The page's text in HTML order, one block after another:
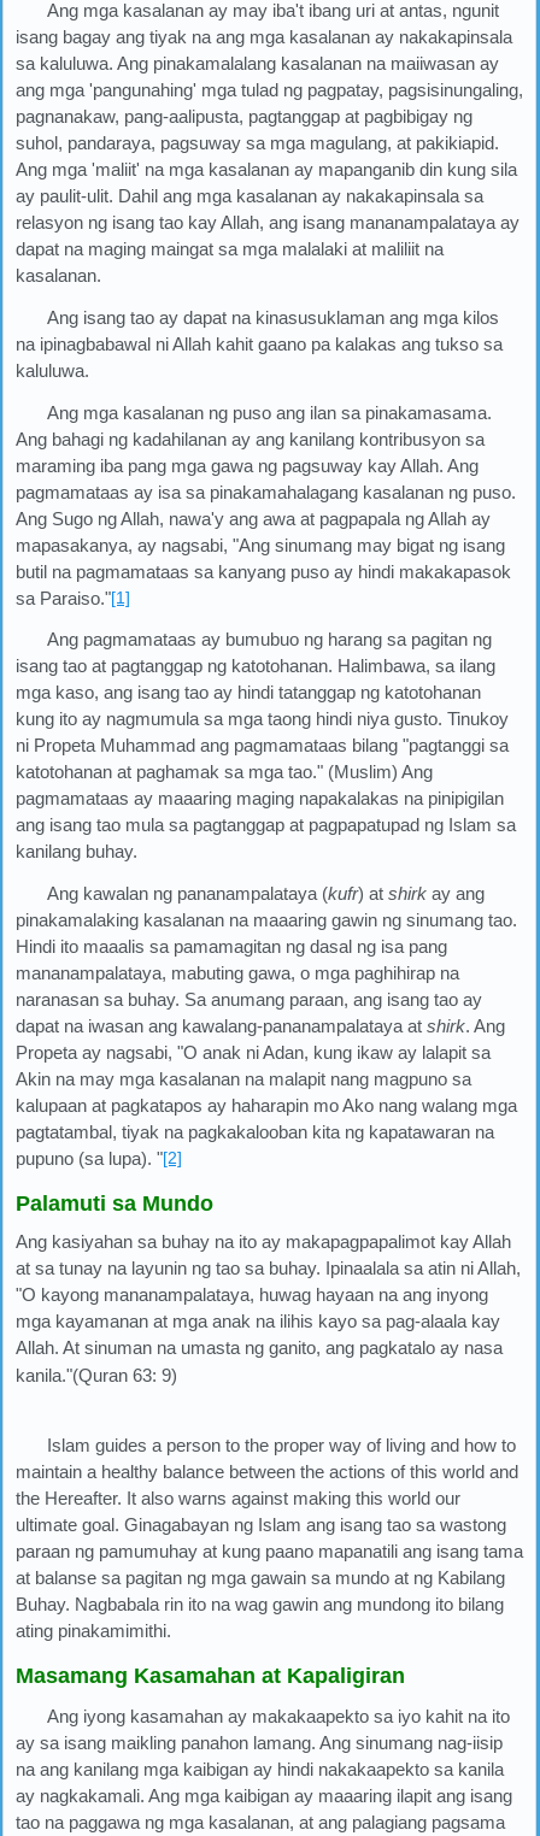
Ang mga kasalanan ay may iba't ibang uri at antas, ngunit
isang bagay ang tiyak na ang mga kasalanan ay nakakapinsala
sa kaluluwa. Ang pinakamalalang kasalanan na maiiwasan ay
ang mga 'pangunahing' mga tulad ng pagpatay, pagsisinungaling,
pagnanakaw, pang-aalipusta, pagtanggap at pagbibigay ng
suhol, pandaraya, pagsuway sa mga magulang, at pakikiapid.
Ang mga 'maliit' na mga kasalanan ay mapanganib din kung sila
ay paulit-ulit. Dahil ang mga kasalanan ay nakakapinsala sa
relasyon ng isang tao kay Allah, ang isang mananampalataya ay
dapat na maging maingat sa mga malalaki at maliliit na
kasalanan.
Ang isang tao ay dapat na kinasusuklaman ang mga kilos
na ipinagbabawal ni Allah kahit gaano pa kalakas ang tukso sa
kaluluwa.
Ang mga kasalanan ng puso ang ilan sa pinakamasama.
Ang bahagi ng kadahilanan ay ang kanilang kontribusyon sa
maraming iba pang mga gawa ng pagsuway kay Allah. Ang
pagmamataas ay isa sa pinakamahalagang kasalanan ng puso.
Ang Sugo ng Allah, nawa'y ang awa at pagpapala ng Allah ay
mapasakanya, ay nagsabi, "Ang sinumang may bigat ng isang
butil na pagmamataas sa kanyang puso ay hindi makakapasok
sa Paraiso."[1]
Ang pagmamataas ay bumubuo ng harang sa pagitan ng
isang tao at pagtanggap ng katotohanan. Halimbawa, sa ilang
mga kaso, ang isang tao ay hindi tatanggap ng katotohanan
kung ito ay nagmumula sa mga taong hindi niya gusto. Tinukoy
ni Propeta Muhammad ang pagmamataas bilang "pagtanggi sa
katotohanan at paghamak sa mga tao." (Muslim) Ang
pagmamataas ay maaaring maging napakalakas na pinipigilan
ang isang tao mula sa pagtanggap at pagpapatupad ng Islam sa
kanilang buhay.
Ang kawalan ng pananampalataya (kufr) atshirkay ang
pinakamalaking kasalanan na maaaring gawin ng sinumang tao.
Hindi ito maaalis sa pamamagitan ng dasal ng isa pang
mananampalataya, mabuting gawa, o mga paghihirap na
naranasan sa buhay. Sa anumang paraan, ang isang tao ay
dapat na iwasan ang kawalang-pananampalataya at shirk. Ang
Propeta ay nagsabi, "O anak ni Adan, kung ikaw ay lalapit sa
Akin na may mga kasalanan na malapit nang magpuno sa
kalupaan at pagkatapos ay haharapin mo Ako nang walang mga
pagtatambal, tiyak na pagkakalooban kita ng kapatawaran na
pupuno (sa lupa). "[2]
Palamuti sa Mundo
Ang kasiyahan sa buhay na ito ay makapagpapalimot kay Allah
at sa tunay na layunin ng tao sa buhay. Ipinaalala sa atin ni Allah,
"O kayong mananampalataya, huwag hayaan na ang inyong
mga kayamanan at mga anak na ilihis kayo sa pag-alaala kay
Allah. At sinuman na umasta ng ganito, ang pagkatalo ay nasa
kanila."(Quran 63: 9)
Islam guides a person to the proper way of living and how to
maintain a healthy balance between the actions of this world and
the Hereafter. It also warns against making this world our
ultimate goal. Ginagabayan ng Islam ang isang tao sa wastong
paraan ng pamumuhay at kung paano mapanatili ang isang tama
at balanse sa pagitan ng mga gawain sa mundo at ng Kabilang
Buhay. Nagbabala rin ito na wag gawin ang mundong ito bilang
ating pinakamimithi.
Masamang Kasamahan at Kapaligiran
Ang iyong kasamahan ay makakaapekto sa iyo kahit na ito
ay sa isang maikling panahon lamang. Ang sinumang nag-iisip
na ang kanilang mga kaibigan ay hindi nakakaapekto sa kanila
ay nagkakamali. Ang mga kaibigan ay maaaring ilapit ang isang
tao na paggawa ng mga kasalanan, at ang palagiang pagsama